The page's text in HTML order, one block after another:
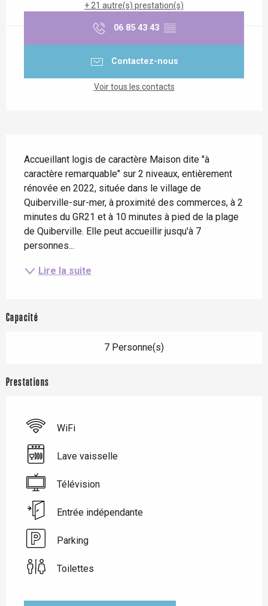
+ 21 autre(s) prestation(s)
06 85 43 43 ▒▒
Contactez-nous
Voir tous les contacts
Accueillant logis de caractère Maison dite "à
caractère remarquable" sur 2 niveaux, entièrement
rénovée en 2022, située dans le village de
Quiberville-sur-mer, à proximité des commerces, à 2
minutes du GR21 et à 10 minutes à pied de la plage
de Quiberville. Elle peut accueillir jusqu'à 7
personnes...
Lire la suite
Capacité
7 Personne(s)
Prestations
WiFi
Lave vaisselle
Télévision
Entrée indépendante
Parking
Toilettes